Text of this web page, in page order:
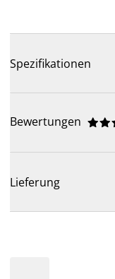
Spezifikationen
Bewertungen 


Lieferung